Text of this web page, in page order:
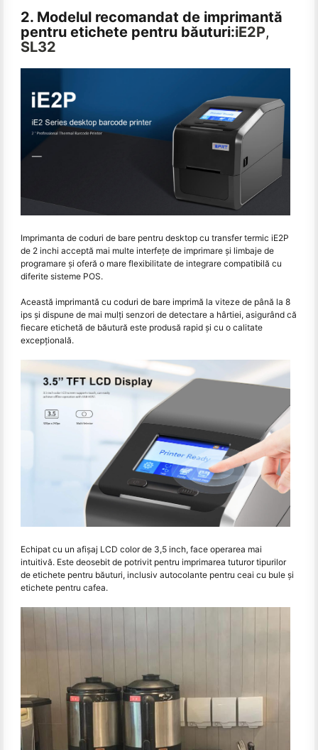
2. Modelul recomandat de imprimantă
pentru etichete pentru băuturi:iE2P,
SL32
Imprimanta de coduri de bare pentru desktop cu transfer termic iE2P
de 2 inchi acceptă mai multe interfețe de imprimare și limbaje de
programare și oferă o mare flexibilitate de integrare compatibilă cu
diferite sisteme POS.
Această imprimantă cu coduri de bare imprimă la viteze de până la 8
ips și dispune de mai mulți senzori de detectare a hârtiei, asigurând că
fiecare etichetă de băutură este produsă rapid și cu o calitate
excepțională.
Echipat cu un afișaj LCD color de 3,5 inch, face operarea mai
intuitivă. Este deosebit de potrivit pentru imprimarea tuturor tipurilor
de etichete pentru băuturi, inclusiv autocolante pentru ceai cu bule și
etichete pentru cafea.